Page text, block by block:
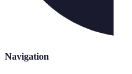
Navigation